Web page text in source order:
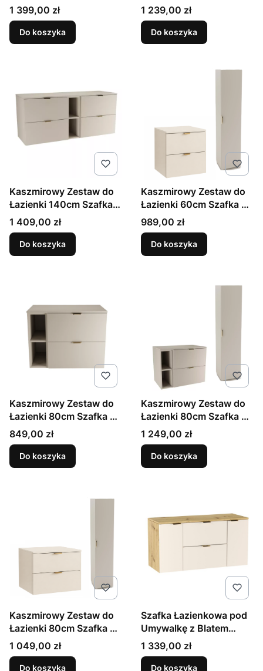
Koszem na Pranie Słupek
Orio
Cena
1 399,00 zł
Do koszyka
Blatem Szafka z Koszem
Regał Orio
Cena
1 239,00 zł
Do koszyka
Kaszmirowy Zestaw do
Łazienki 140cm Szafka z
Blatem i Regałem Orio
Cena
1 409,00 zł
Do koszyka
Kaszmirowy Zestaw do
Łazienki 60cm Szafka z
Blatem Słupek Orio
Cena
989,00 zł
Do koszyka
Kaszmirowy Zestaw do
Łazienki 80cm Szafka z
Blatem i Regałem Orio
Cena
849,00 zł
Do koszyka
Kaszmirowy Zestaw do
Łazienki 80cm Szafka z
Blatem Regał Słupek Orio
Cena
1 249,00 zł
Do koszyka
Kaszmirowy Zestaw do
Łazienki 80cm Szafka z
Blatem Słupek Orio
Cena
1 049,00 zł
Do koszyka
Szafka Łazienkowa pod
Umywalkę z Blatem
120cm Kaszmir / Orzech
Cena
1 339,00 zł
Do koszyka